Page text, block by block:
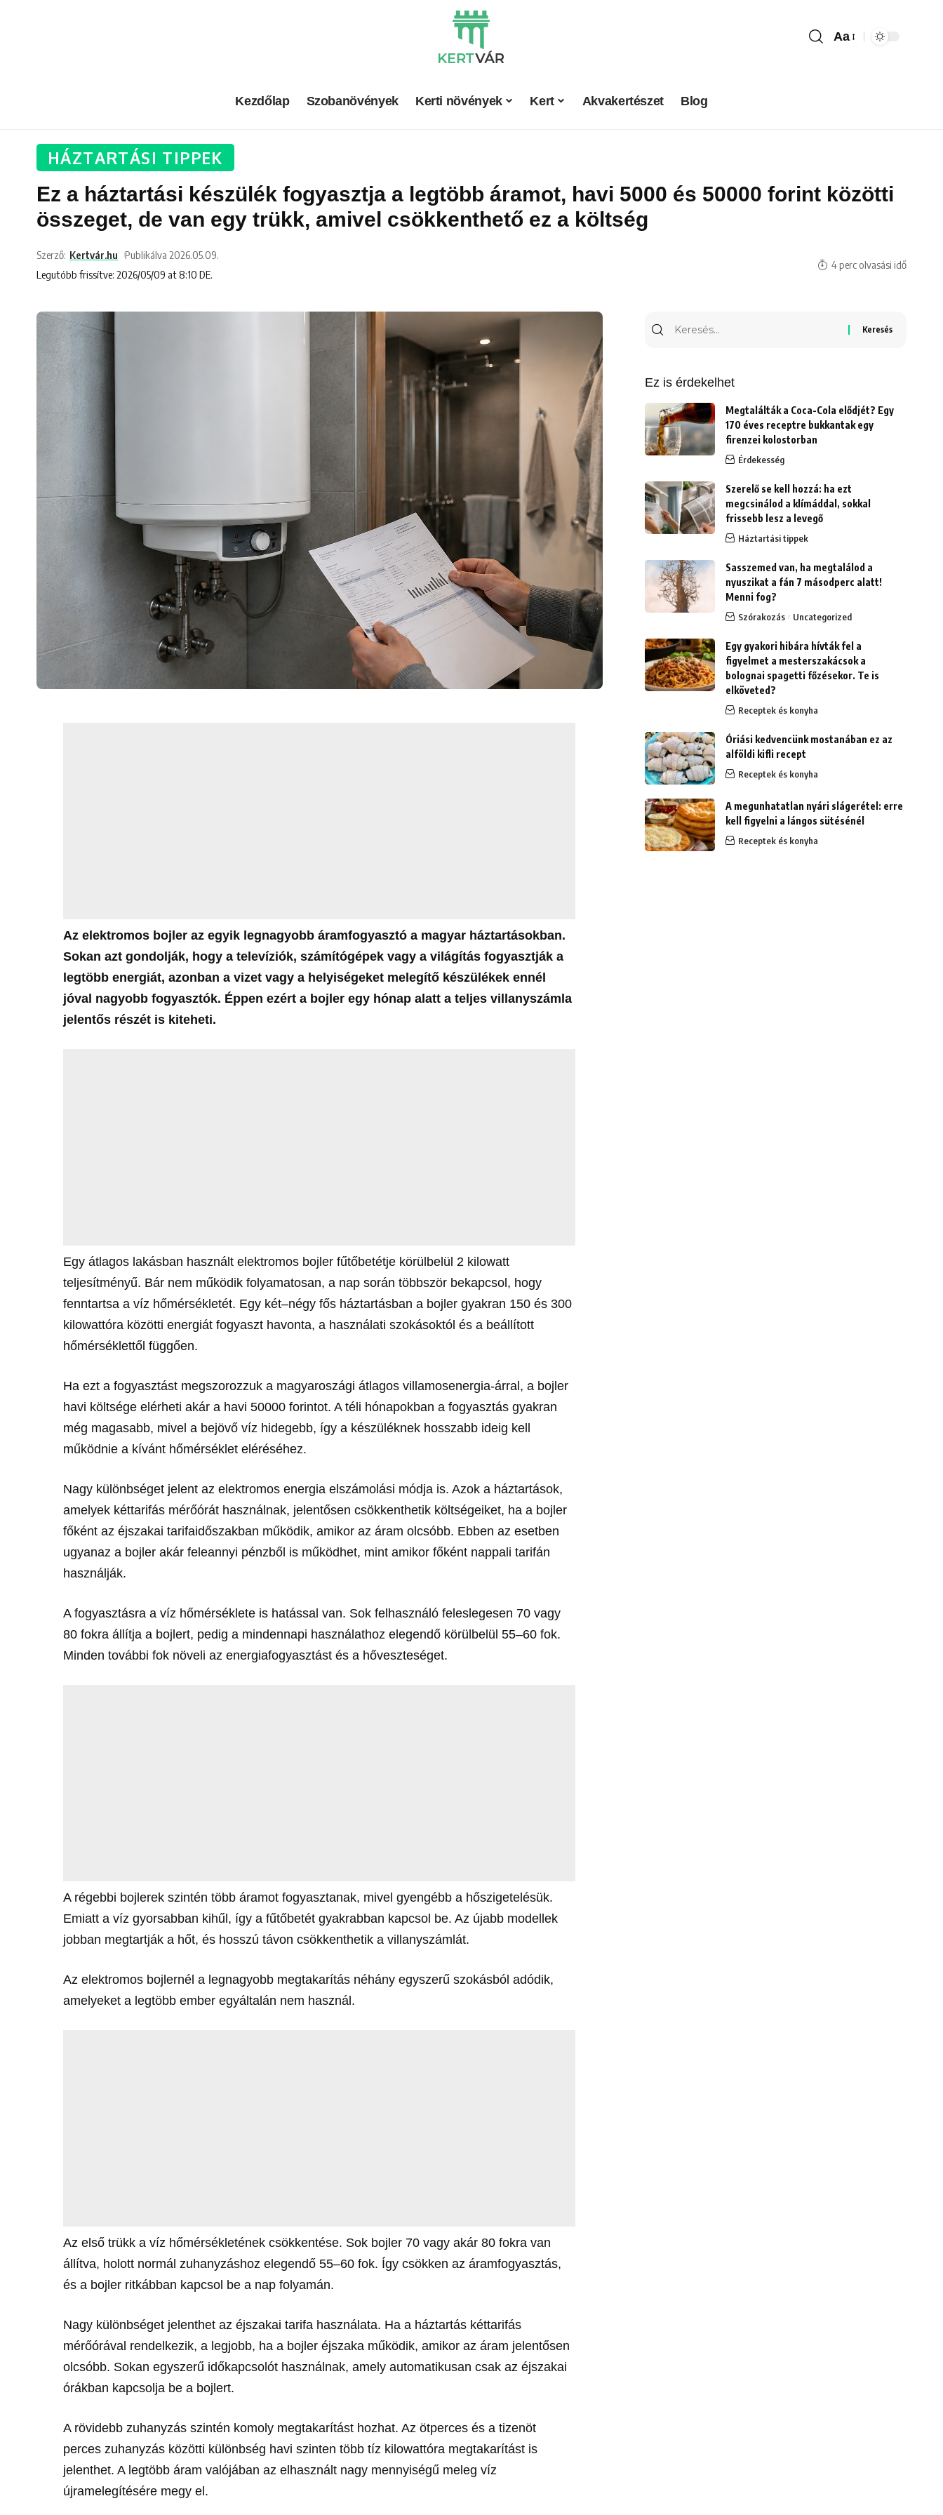
Aa
Kezdőlap Szobanövények Kerti növények Kert Akvakertészet Blog
HÁZTARTÁSI TIPPEK
Ez a háztartási készülék fogyasztja a legtöbb áramot, havi 5000 és 50000 forint közötti
összeget, de van egy trükk, amivel csökkenthető ez a költség
Legutóbb frissítve: 2026/05/09 at 8:10 DE.
Szerző: Kertvár.hu Publikálva 2026.05.09.
4 perc olvasási idő
Az elektromos bojler az egyik legnagyobb áramfogyasztó a magyar háztartásokban.
Sokan azt gondolják, hogy a televíziók, számítógépek vagy a világítás fogyasztják a
legtöbb energiát, azonban a vizet vagy a helyiségeket melegítő készülékek ennél
jóval nagyobb fogyasztók. Éppen ezért a bojler egy hónap alatt a teljes villanyszámla
jelentős részét is kiteheti.
Egy átlagos lakásban használt elektromos bojler fűtőbetétje körülbelül 2 kilowatt
teljesítményű. Bár nem működik folyamatosan, a nap során többször bekapcsol, hogy
fenntartsa a víz hőmérsékletét. Egy két–négy fős háztartásban a bojler gyakran 150 és 300
kilowattóra közötti energiát fogyaszt havonta, a használati szokásoktól és a beállított
hőmérséklettől függően.
Ha ezt a fogyasztást megszorozzuk a magyaroszági átlagos villamosenergia-árral, a bojler
havi költsége elérheti akár a havi 50000 forintot. A téli hónapokban a fogyasztás gyakran
még magasabb, mivel a bejövő víz hidegebb, így a készüléknek hosszabb ideig kell
működnie a kívánt hőmérséklet eléréséhez.
Nagy különbséget jelent az elektromos energia elszámolási módja is. Azok a háztartások,
amelyek kéttarifás mérőórát használnak, jelentősen csökkenthetik költségeiket, ha a bojler
főként az éjszakai tarifaidőszakban működik, amikor az áram olcsóbb. Ebben az esetben
ugyanaz a bojler akár feleannyi pénzből is működhet, mint amikor főként nappali tarifán
használják.
A fogyasztásra a víz hőmérséklete is hatással van. Sok felhasználó feleslegesen 70 vagy
80 fokra állítja a bojlert, pedig a mindennapi használathoz elegendő körülbelül 55–60 fok.
Minden további fok növeli az energiafogyasztást és a hőveszteséget.
A régebbi bojlerek szintén több áramot fogyasztanak, mivel gyengébb a hőszigetelésük.
Emiatt a víz gyorsabban kihűl, így a fűtőbetét gyakrabban kapcsol be. Az újabb modellek
jobban megtartják a hőt, és hosszú távon csökkenthetik a villanyszámlát.
Az elektromos bojlernél a legnagyobb megtakarítás néhány egyszerű szokásból adódik,
amelyeket a legtöbb ember egyáltalán nem használ.
Az első trükk a víz hőmérsékletének csökkentése. Sok bojler 70 vagy akár 80 fokra van
állítva, holott normál zuhanyzáshoz elegendő 55–60 fok. Így csökken az áramfogyasztás,
és a bojler ritkábban kapcsol be a nap folyamán.
Nagy különbséget jelenthet az éjszakai tarifa használata. Ha a háztartás kéttarifás
mérőórával rendelkezik, a legjobb, ha a bojler éjszaka működik, amikor az áram jelentősen
olcsóbb. Sokan egyszerű időkapcsolót használnak, amely automatikusan csak az éjszakai
órákban kapcsolja be a bojlert.
A rövidebb zuhanyzás szintén komoly megtakarítást hozhat. Az ötperces és a tizenöt
perces zuhanyzás közötti különbség havi szinten több tíz kilowattóra megtakarítást is
jelenthet. A legtöbb áram valójában az elhasznált nagy mennyiségű meleg víz
újramelegítésére megy el.
Ez is érdekelhet
Megtalálták a Coca-Cola elődjét? Egy
170 éves receptre bukkantak egy
firenzei kolostorban
Érdekesség
Szerelő se kell hozzá: ha ezt
megcsinálod a klímáddal, sokkal
frissebb lesz a levegő
Háztartási tippek
Sasszemed van, ha megtalálod a
nyuszikat a fán 7 másodperc alatt!
Menni fog?
Szórakozás Uncategorized
Egy gyakori hibára hívták fel a
figyelmet a mesterszakácsok a
bolognai spagetti főzésekor. Te is
elköveted?
Receptek és konyha
Óriási kedvencünk mostanában ez az
alföldi kifli recept
Receptek és konyha
A megunhatatlan nyári slágerétel: erre
kell figyelni a lángos sütésénél
Receptek és konyha